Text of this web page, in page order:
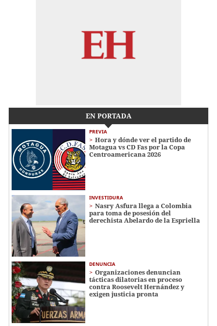
EN PORTADA
PREVIA
Hora y dónde ver el partido de
Motagua vs CD Fas por la Copa
Centroamericana 2026
INVESTIDURA
Nasry Asfura llega a Colombia
para toma de posesión del
derechista Abelardo de la Espriella
DENUNCIA
Organizaciones denuncian
tácticas dilatorias en proceso
contra Roosevelt Hernández y
exigen justicia pronta